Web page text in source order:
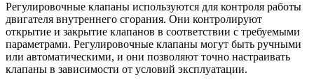
Регулировочные клапаны используются для контроля работы
двигателя внутреннего сгорания. Они контролируют
открытие и закрытие клапанов в соответствии с требуемыми
параметрами. Регулировочные клапаны могут быть ручными
или автоматическими, и они позволяют точно настраивать
клапаны в зависимости от условий эксплуатации.